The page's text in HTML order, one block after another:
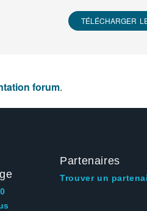
TÉLÉCHARGER
forum.
Partenaires
Trouver un